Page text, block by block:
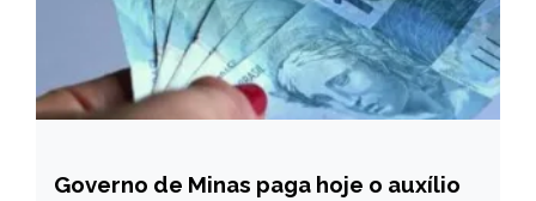
MINAS
Governo de Minas paga hoje o auxílio